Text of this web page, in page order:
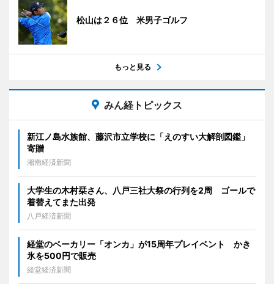
松山は２６位 米男子ゴルフ
もっと見る
みん経トピックス
新江ノ島水族館、藤沢市立学校に「えのすい大解剖図鑑」
寄贈
湘南経済新聞
大学生の木村栞さん、八戸三社大祭の行列を2周 ゴールで
着替えてまた出発
八戸経済新聞
経堂のベーカリー「オンカ」が15周年プレイベント かき
氷を500円で販売
経堂経済新聞